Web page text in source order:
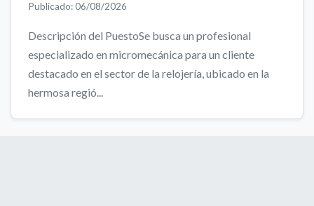
Publicado: 06/08/2026
Descripción del PuestoSe busca un profesional
especializado en micromecánica para un cliente
destacado en el sector de la relojería, ubicado en la
hermosa regió...